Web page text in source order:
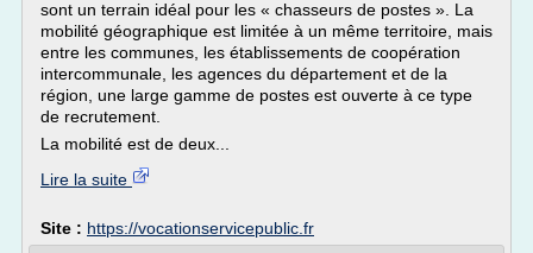
sont un terrain idéal pour les « chasseurs de postes ». La
mobilité géographique est limitée à un même territoire, mais
entre les communes, les établissements de coopération
intercommunale, les agences du département et de la
région, une large gamme de postes est ouverte à ce type
de recrutement.
La mobilité est de deux...
Lire la suite
Site : https://vocationservicepublic.fr